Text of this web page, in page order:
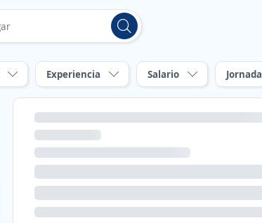
Experiencia Salario Jornada